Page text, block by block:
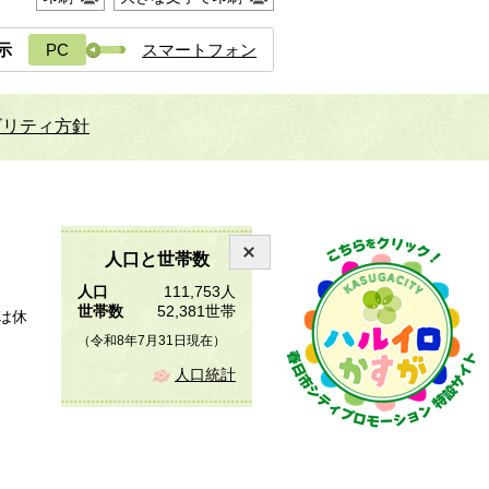
PC スマートフォン
ティ方針
人口と世帯数
人口
111,753人
世帯数
52,381世帯
（令和8年7月31日現在）
人口統計
休